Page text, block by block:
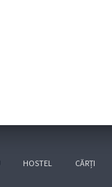
HOSTEL CĂRȚI